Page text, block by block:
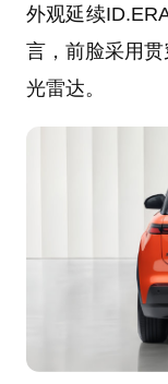
外观延续
言，前脸采用
光雷达。